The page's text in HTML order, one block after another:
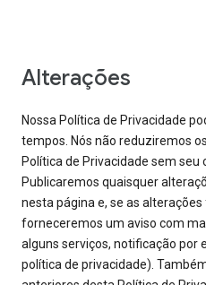
Alterações
Nossa Política de Privacidade
tempos. Nós não reduziremos
Política de Privacidade sem
Publicaremos quaisquer
nesta página e, se as
forneceremos um aviso com
alguns serviços, notificação por
política de privacidade).